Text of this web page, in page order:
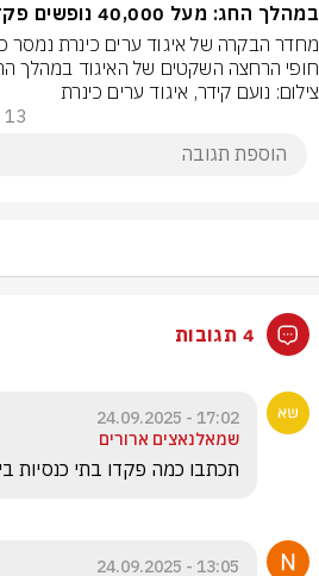
במהלך החג: מעל 40,000 נופשים פקדו את חופי הכנרת
חופי הרחצה השקטים של האיגוד במהלך
צילום: נועם קידר, איגוד ערים כינרת
13
4 תגובות
17:02 - 24.09.2025
שמאלנאצים ארורים
תכתבו כמה פקדו בתי כנסיות
13:05 - 24.09.2025